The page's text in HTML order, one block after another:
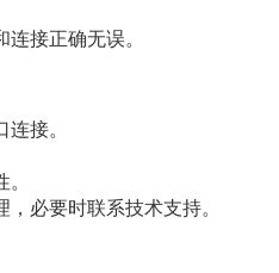
接正确无误。
接。
必要时联系技术支持。